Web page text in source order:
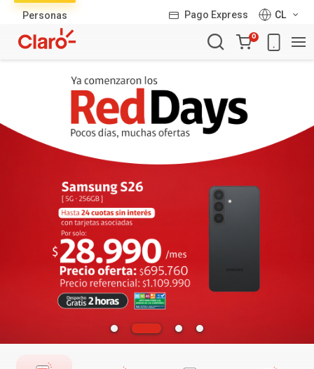
Personas Pago Express
CL
Carro
de
0
productos